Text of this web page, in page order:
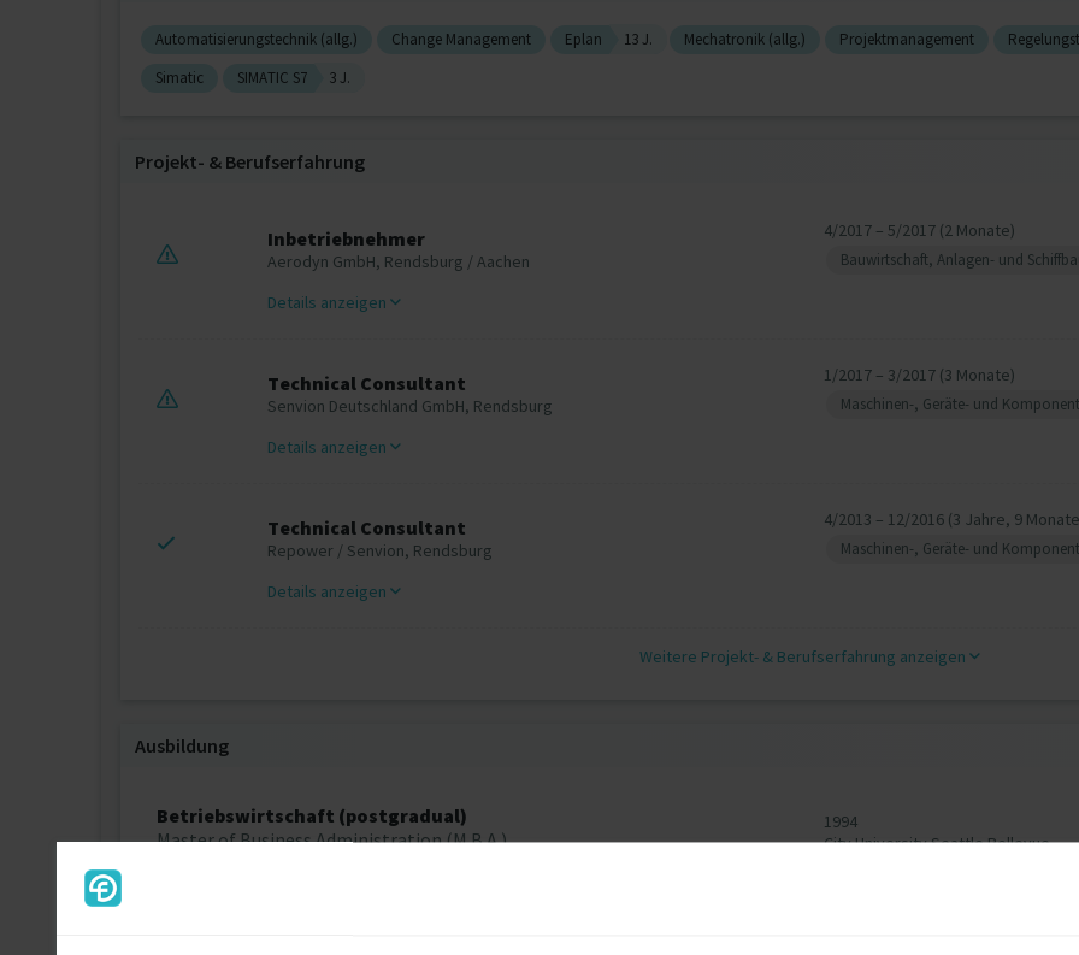
Automatisierungstechnik (allg.) Change Management Eplan 13 J. Mechatronik (allg.) Projektmanagement
Simatic
SIMATIC S7 3 J.
Projekt‐ & Berufserfahrung
Inbetriebnehmer
Aerodyn GmbH, Rendsburg / Aachen
4/2017 – 5/2017 (2 Monate)
Bauwirtschaft, Anlagen- und
Details anzeigen
Technical Consultant
Senvion Deutschland GmbH, Rendsburg
1/2017 – 3/2017 (3 Monate)
Maschinen-, Geräte- und
Details anzeigen
Technical Consultant
Repower / Senvion, Rendsburg
4/2013 – 12/2016 (3 Jahre, 9
Maschinen-, Geräte- und
Details anzeigen
Weitere Projekt‐ & Berufserfahrung anzeigen
Ausbildung
Betriebswirtschaft (postgradual)
Master of Business Administration (M.B.A.)
1994
City University Seattle Bellevue